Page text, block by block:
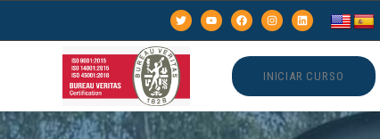
INICIAR CURSO